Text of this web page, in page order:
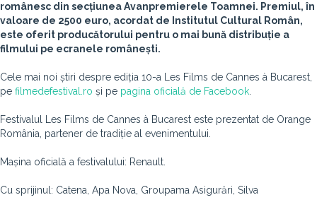
românesc din secțiunea Avanpremierele Toamnei. Premiul, în
valoare de 2500 euro, acordat de Institutul Cultural Român,
este oferit producătorului pentru o mai bună distribuție a
filmului pe ecranele românești.
Cele mai noi știri despre ediția 10-a Les Films de Cannes à Bucarest,
pe filmedefestival.ro și pe pagina oficială de Facebook
Festivalul Les Films de Cannes à Bucarest este prezentat de Orange
România, partener de tradiție al evenimentului.
Mașina oficială a festivalului: Renault.
Cu sprijinul: Catena, Apa Nova, Groupama Asigurări, Silva